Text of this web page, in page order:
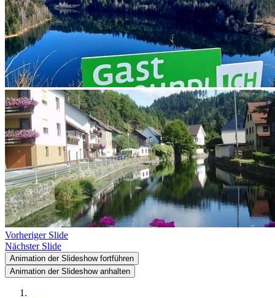
Vorheriger Slide
Nächster Slide
Animation der Slideshow fortführen
Animation der Slideshow anhalten